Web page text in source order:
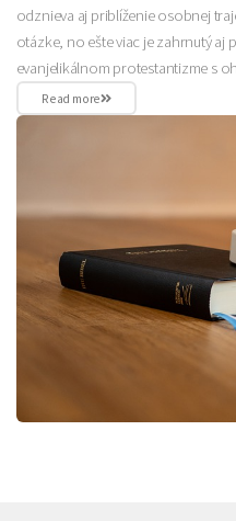
odznieva aj priblíženie osobnej
otázke, no ešte viac je zahrnutý aj
evanjelikálnom protestantizme s
Read more